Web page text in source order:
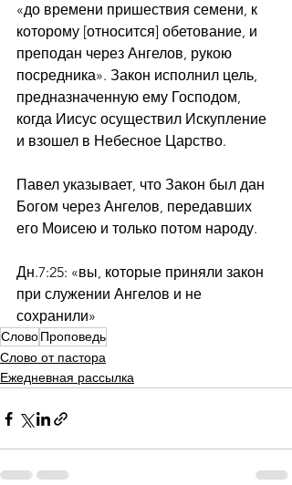
«до времени пришествия семени, к
которому [относится] обетование, и
преподан через Ангелов, рукою
посредника». Закон исполнил цель,
предназначенную ему Господом,
когда Иисус осуществил Искупление
и взошел в Небесное Царство.
Павел указывает, что Закон был дан
Богом через Ангелов, передавших
его Моисею и только потом народу.
Дн.7:25: «вы, которые приняли закон
при служении Ангелов и не
сохранили»
СловоПроповедь
Слово от пастора
Ежедневная рассылка